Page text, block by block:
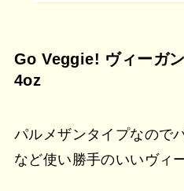
Go Veggie! ヴィーガ
4oz
パルメザンタイプなので
など使い勝手のいいヴィ